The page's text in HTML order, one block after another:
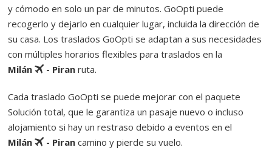
y cómodo en solo un par de minutos. GoOpti puede
recogerlo y dejarlo en cualquier lugar, incluida la dirección de
su casa. Los traslados GoOpti se adaptan a sus necesidades
con múltiples horarios flexibles para traslados en la
Milán
- Piran ruta.
Cada traslado GoOpti se puede mejorar con el paquete
Solución total, que le garantiza un pasaje nuevo o incluso
alojamiento si hay un restraso debido a eventos en el
Milán
- Piran camino y pierde su vuelo.